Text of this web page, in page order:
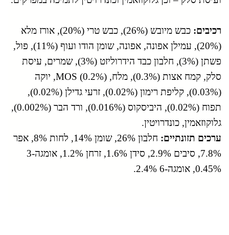
רכיבים:
כבש מיובש (26%), כבש טרי (20%), אורז מלא
(20%), עמילן אפונה, אפונה, שומן הודו ועוף (11%), פול,
פשתן (3%), חלבון כבד הידרוליזט (3%), שמרים, עיסת
סלק, קמח אצות (0.3%), מלח, MOS (0.2%), יוקה
(0.03%), קליפת רימון (0.02%), זרעי גדילן (0.02%),
תפוח (0.02%), היביסקוס (0.016%), ורד הבר (0.002%),
גלוקוזאמין, כונדרויטין.
ערכים תזונתיים:
חלבון 26%, שומן 14%, לחות 8%, אפר
7.8%, סיבים 2.9%, סידן 1.6%, זרחן 1.2%, אומגה-3
0.45%, אומגה-6 2.4%.